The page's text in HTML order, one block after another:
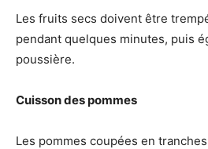
Les fruits secs doivent être
pendant quelques minutes, puis
poussière.
Cuisson des pommes
Les pommes coupées en